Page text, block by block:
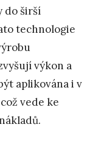
do širší
technologie
výkon a
aplikována i v
vede ke